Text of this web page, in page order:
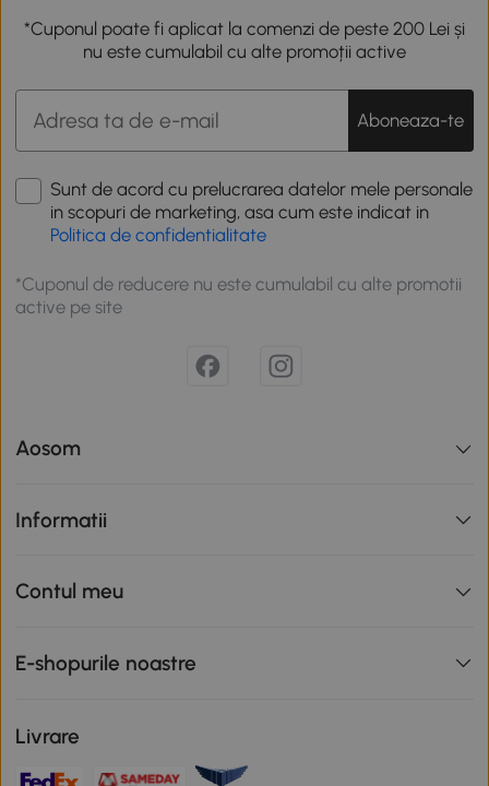
*Cuponul poate fi aplicat la comenzi de peste 200 Lei și
nu este cumulabil cu alte promoții active
Aboneaza-te
Sunt de acord cu prelucrarea datelor mele personale
in scopuri de marketing, asa cum este indicat in
Politica de confidentialitate
*Cuponul de reducere nu este cumulabil cu alte promotii
active pe site
Aosom
Informatii
Contul meu
E-shopurile noastre
Livrare